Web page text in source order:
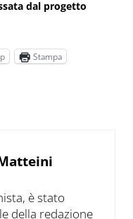
dal progetto
Stampa
è stato
della redazione